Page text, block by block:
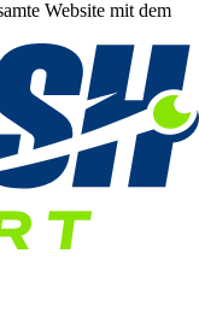
Website mit dem